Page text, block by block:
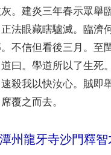
。建炎三年春示眾舉
正法眼藏瞎驢滅。 臨濟
。不信但看後三月 。
至
道曰 。學道所以了生死
速殺我以快汝心。 賊即
覆之而去。
潭州龍牙寺沙門釋智